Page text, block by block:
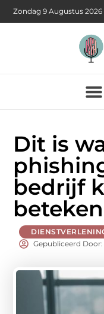
Zondag 9 Augustus 2026
Dit is
bedrijf
Gepubliceerd